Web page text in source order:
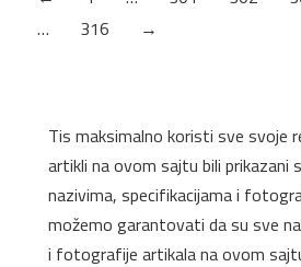
…
316 →
Tis maksimalno koristi sve svoje
artikli na ovom sajtu bili prikazani
nazivima, specifikacijama i
možemo garantovati da su sve
i fotografije artikala na ovom